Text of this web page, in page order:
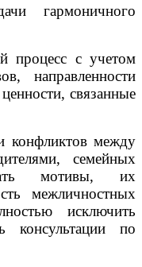
гармоничного
процесс с учетом
направленности
связанные
конфликтов между
семейных
мотивы, их
межличностных
исключить
консультации по